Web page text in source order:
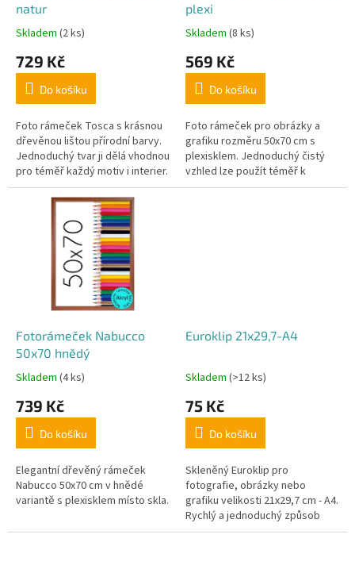
d
á
e
č
e
k
b
o
k
u
m
e
č
natur
Průměrné
produktu
3,6
5
hvězdiček.
Skladem (2 ks)
729 Kč
Do košíku
Foto rámeček Tosca s krásnou
dřevěnou lištou přírodní barvy.
Jednoduchý tvar ji dělá vhodnou
pro téměř každý motiv i interier.
Místo skla je použito plexi a
rozměr obrázku je...
plexi
Průměrné
produktu
4,5
5
hvězdiček.
Skladem (8 ks)
569 Kč
Do košíku
Foto rámeček pro obrázky a
grafiku rozměru 50x70 cm s
plexisklem. Jednoduchý čistý
vzhled lze použít téměř k
jakémukoliv obrázku, nebo
Fotorámeček Nabucco
50x70 hnědý
Průměrné
produktu
3,6
5
hvězdiček.
Skladem (4 ks)
739 Kč
Do košíku
Elegantní dřevěný rámeček
Nabucco 50x70 cm v hnědé
variantě s plexisklem místo skla.
Euroklip 21x29,7-A4
Průměrné
produktu
5,0
5
hvězdiček.
Skladem (>12 ks)
75 Kč
Do košíku
Skleněný Euroklip pro
fotografie, obrázky nebo
grafiku velikosti 21x29,7 cm - A4.
Rychlý a jednoduchý způsob
rámování.